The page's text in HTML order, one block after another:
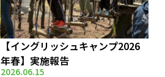
【イングリッシュキャンプ2026
年春】実施報告
2026.06.15